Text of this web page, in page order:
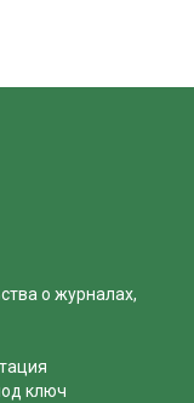
о журналах,
ключ